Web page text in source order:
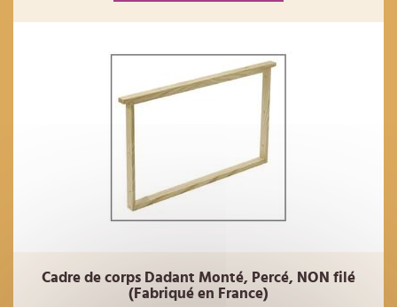
Cadre de corps Dadant Monté, Percé, NON filé
(Fabriqué en France)